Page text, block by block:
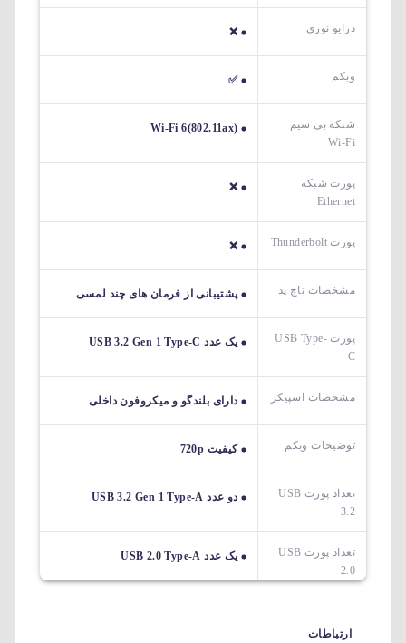
درایو نوری ❌
وبکم ✅
شبکه بی سیم
Wi-Fi
Wi-Fi 6(802.11ax)
پورت شبکه
Ethernet
❌
پورت Thunderbolt ❌
مشخصات تاچ پد پشتیبانی از فرمان های چند لمسی
پورت USB Type-
C
یک عدد USB 3.2 Gen 1 Type-C
مشخصات اسپیکر دارای بلندگو و میکروفون داخلی
توضیحات وبکم کیفیت 720p
تعداد پورت USB
3.2
دو عدد USB 3.2 Gen 1 Type-A
تعداد پورت USB
2.0
یک عدد USB 2.0 Type-A
ارتباطات